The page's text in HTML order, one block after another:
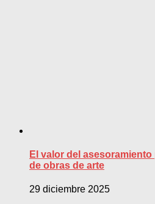
El valor del
de obras de arte
29 diciembre 2025